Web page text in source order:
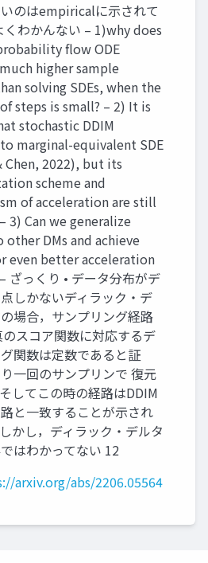
のはempiricalに⽰されて
くわかんない – 1)why does
flow ODE
higher sample
solving SDEs, when the
steps is small? – 2) It is
stochastic DDIM
marginal-equivalent SDE
Chen, 2022), but its
scheme and
of acceleration are still
3) Can we generalize
other DMs and achieve
even better acceleration
ざっくり • データ分布がデ
しかないディラック・デ
場合，サンプリング経路
スコア関数に対応するデ
関数は定数であると証
⼀回のサンプリンで 復元
してこの時の経路はDDIM
と⼀致することが⽰され
かし，ディラック・デルタ
はわかってない 12
arxiv.org/abs/2206.05564